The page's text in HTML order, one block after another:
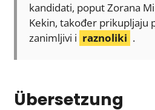
kandidati, poput Zorana
Kekin, također prikupljaju
zanimljivi i raznoliki .
Übersetzung